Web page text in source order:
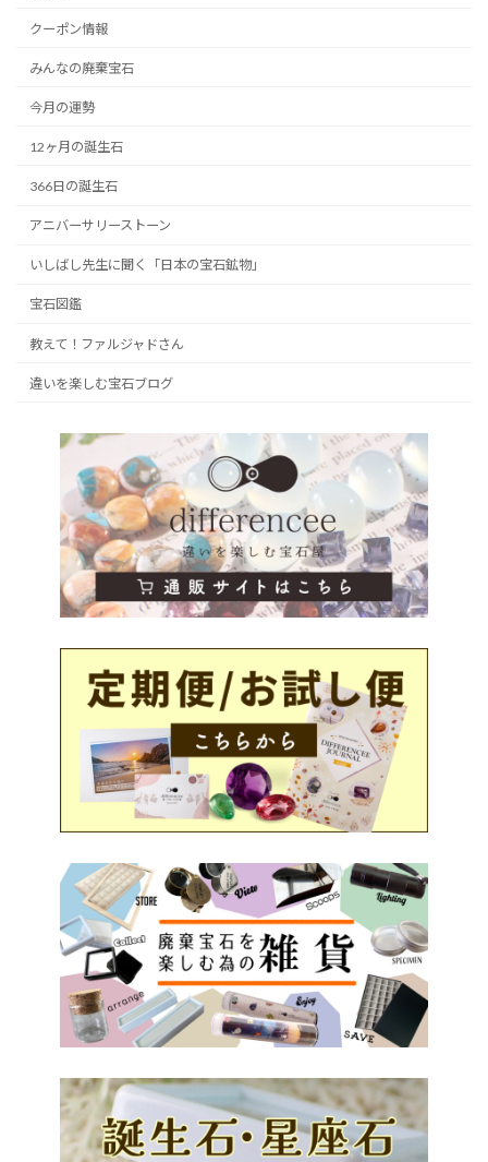
クーポン情報
みんなの廃棄宝石
今月の運勢
12ヶ月の誕生石
366日の誕生石
アニバーサリーストーン
いしばし先生に聞く「日本の宝石鉱物」
宝石図鑑
教えて！ファルジャドさん
違いを楽しむ宝石ブログ